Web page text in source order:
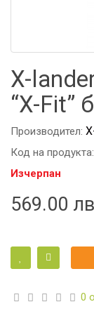
X-
“X-Fit”
Производител:
Код на продукта:
Изчерпан
569.00
0